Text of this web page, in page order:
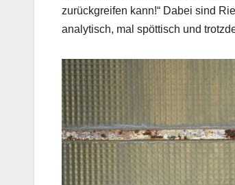
zurückgreifen kann!“ Dabei sind
analytisch, mal spöttisch und